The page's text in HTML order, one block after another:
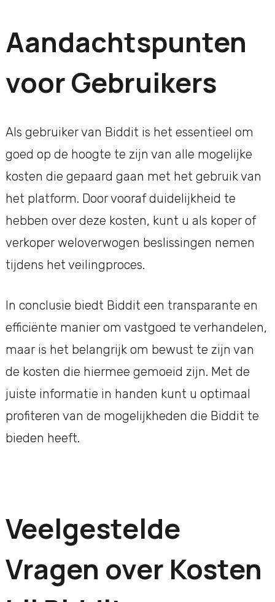
Aandachtspunten
voor Gebruikers
Als gebruiker van Biddit is het essentieel om
goed op de hoogte te zijn van alle mogelijke
kosten die gepaard gaan met het gebruik van
het platform. Door vooraf duidelijkheid te
hebben over deze kosten, kunt u als koper of
verkoper weloverwogen beslissingen nemen
tijdens het veilingproces.
In conclusie biedt Biddit een transparante en
efficiënte manier om vastgoed te verhandelen,
maar is het belangrijk om bewust te zijn van
de kosten die hiermee gemoeid zijn. Met de
juiste informatie in handen kunt u optimaal
profiteren van de mogelijkheden die Biddit te
bieden heeft.
Veelgestelde
Vragen over Kosten